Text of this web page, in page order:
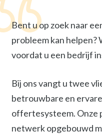
Bent u op zoek naar
probleem kan
voordat u een bedrijf
Bij ons vangt u twee
betrouwbare en
offertesysteem. Onze
netwerk opgebouwd